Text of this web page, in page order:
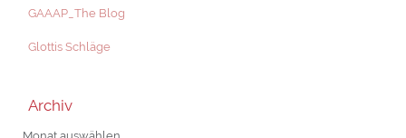
GAAAP_The Blog
Glottis Schläge
Archiv
Archiv